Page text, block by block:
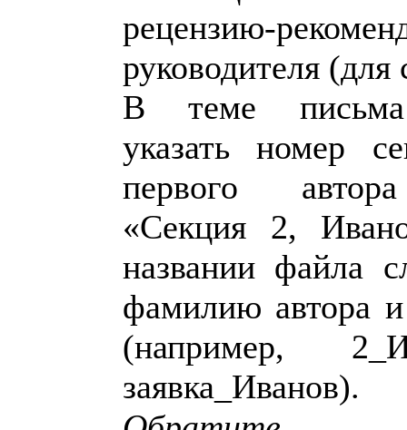
рецензию-
руководителя (для
В теме письма
указать номер
первого
«Секция 2,
названии файла
фамилию автора
(например,
заявка_Иванов).